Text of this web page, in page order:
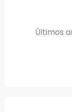
Últimos